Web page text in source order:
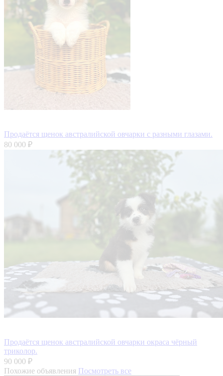
Продаётся щенок австралийской овчарки с разными глазами.
80 000 ₽
Продаётся щенок австралийской овчарки окраса чёрный
триколор.
90 000 ₽
Похожие объявления Посмотреть все